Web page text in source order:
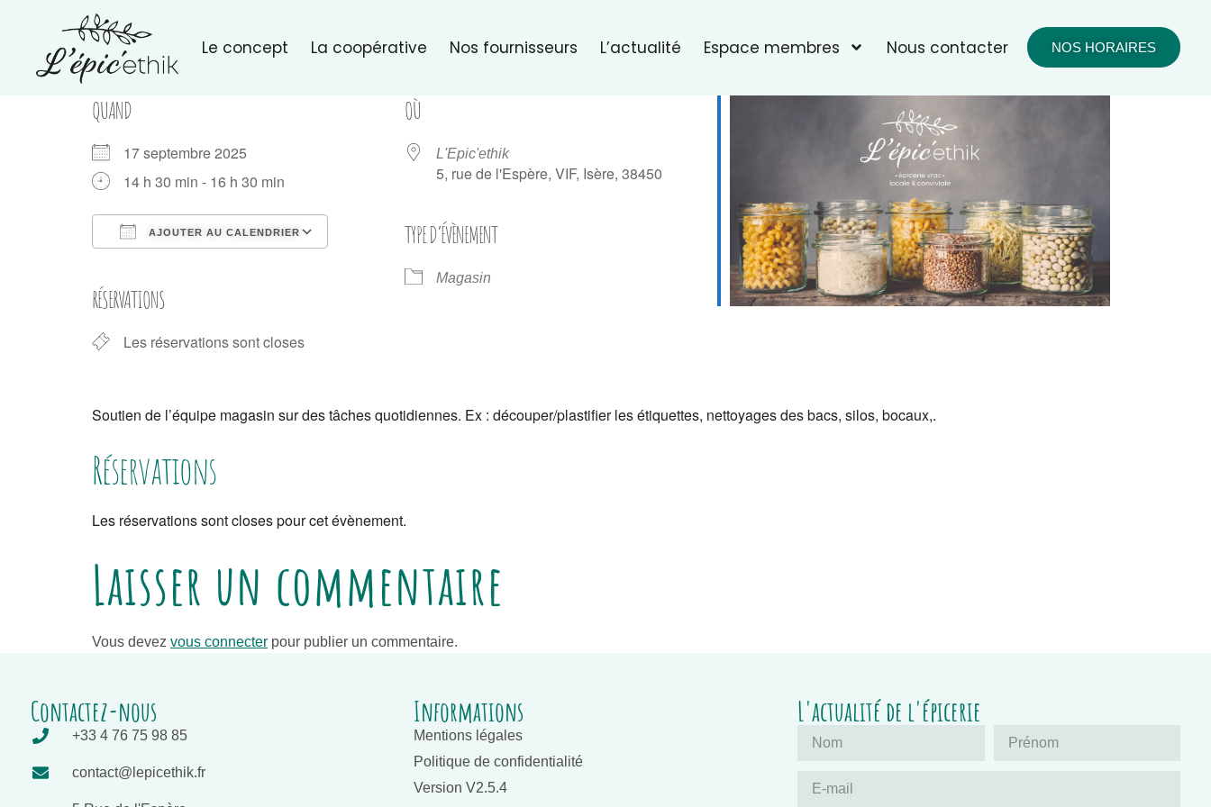
Le concept La coopérative Nos fournisseurs L’actualité Espace membres Nous contacter NOS HORAIRES
QUAND
17 septembre 2025
14 h 30 min - 16 h 30 min
AJOUTER AU CALENDRIER
Office 365 Outlook Live
RÉSERVATIONS
Les réservations sont closes
OÙ
L'Epic'ethik
5, rue de l'Espère, VIF, Isère, 38450
TYPE D’ÉVÈNEMENT
Magasin
Soutien de l’équipe magasin sur des tâches quotidiennes. Ex : découper/plastifier les étiquettes, nettoyages des bacs, silos, bocaux,.
Réservations
Les réservations sont closes pour cet évènement.
Laisser un commentaire
Vous devez vous connecter pour publier un commentaire.
Contactez-nous
+33 4 76 75 98 85
contact@lepicethik.fr
Informations
Mentions légales
Politique de confidentialité
Version V2.5.4
L'actualité de l'épicerie